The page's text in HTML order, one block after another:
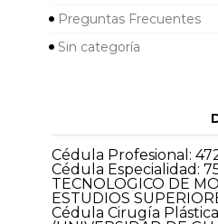
Preguntas Frecuentes
Sin categoría
Cédula Profesional:
Cédula Especialidad:
TECNOLOGICO DE
ESTUDIOS
Cédula Cirugía